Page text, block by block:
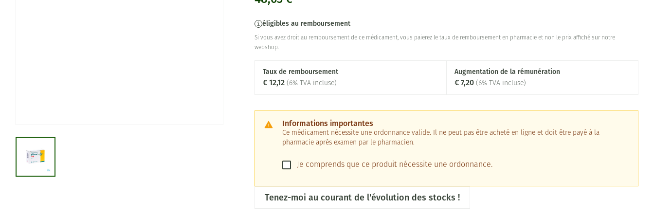
éligibles au remboursement
Si vous avez droit au remboursement de ce médicament, vous paierez le taux de remboursement en pharmacie et non le prix affiché sur notre
webshop.
Taux de remboursement
€ 12,12 (6% TVA incluse)
Augmentation de la rémunération
€ 7,20 (6% TVA incluse)
Informations importantes
Ce médicament nécessite une ordonnance valide. Il ne peut pas être acheté en ligne et doit être payé à la
pharmacie après examen par le pharmacien.
Je comprends que ce produit nécessite une ordonnance.
Tenez-moi au courant de l'évolution des stocks !